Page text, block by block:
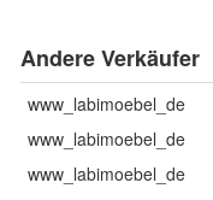
Andere Verkäufer
www_labimoebel_de
www_labimoebel_de
www_labimoebel_de